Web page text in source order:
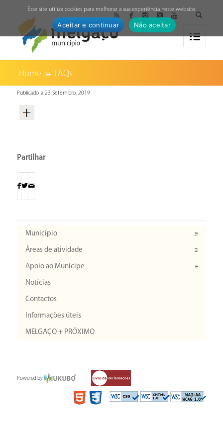
Home FAQs
Publicado a 23 Setembro, 2019
Partilhar
Município
Áreas de atividade
Apoio ao Munícipe
Notícias
Contactos
Informações úteis
MELGAÇO + PRÓXIMO
Powered by
Este site utiliza cookies para melhorar a sua experiência neste website.
Aceitar e continuar Não aceitar